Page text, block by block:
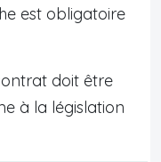
est obligatoire
doit être
à la législation